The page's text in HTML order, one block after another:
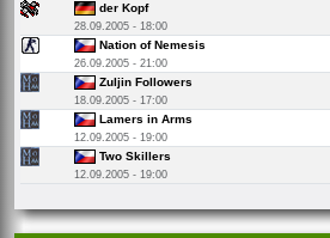
der Kopf
28.09.2005 - 18:00
Nation of Nemesis
26.09.2005 - 21:00
Zuljin Followers
18.09.2005 - 17:00
Lamers in Arms
12.09.2005 - 19:00
Two Skillers
12.09.2005 - 19:00